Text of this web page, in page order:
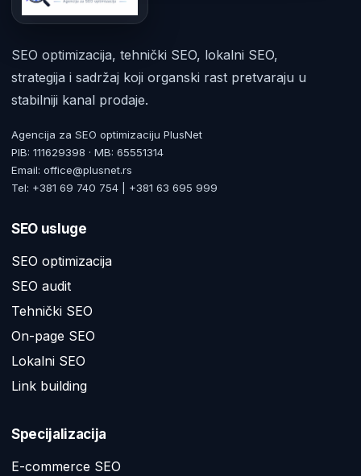
SEO optimizacija, tehnički SEO, lokalni SEO,
strategija i sadržaj koji organski rast pretvaraju u
stabilniji kanal prodaje.
Agencija za SEO optimizaciju PlusNet
PIB: 111629398 · MB: 65551314
Email: office@plusnet.rs
Tel: +381 69 740 754 | +381 63 695 999
SEO usluge
SEO optimizacija
SEO audit
Tehnički SEO
On-page SEO
Lokalni SEO
Link building
Specijalizacija
E-commerce SEO